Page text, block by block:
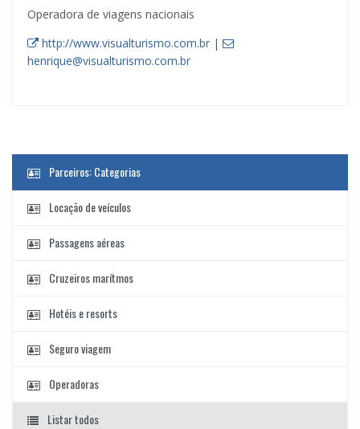
Operadora de viagens nacionais
http://www.visualturismo.com.br|
henrique@visualturismo.com.br
Parceiros: Categorias
Locação de veículos
Passagens aéreas
Cruzeiros marítmos
Hotéis e resorts
Seguro viagem
Operadoras
Listar todos